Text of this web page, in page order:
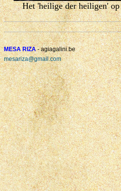
Het 'heilige der heiligen'
MESA RIZA- agiagalini.be
mesariza@gmail.com